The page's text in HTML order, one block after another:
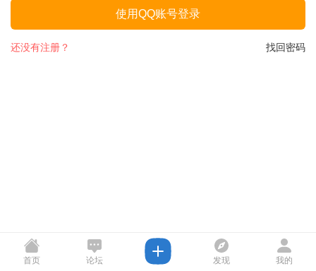
使用QQ账号登录
找回密码
还没有注册？
首页 论坛 发现 我的